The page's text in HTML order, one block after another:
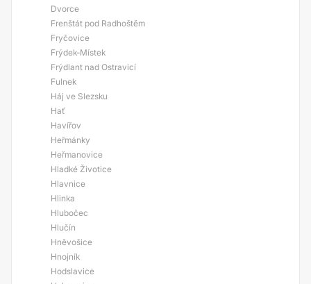
Dvorce
Frenštát pod Radhoštěm
Fryčovice
Frýdek-Místek
Frýdlant nad Ostravicí
Fulnek
Háj ve Slezsku
Hať
Havířov
Heřmánky
Heřmanovice
Hladké Životice
Hlavnice
Hlinka
Hlubočec
Hlučín
Hněvošice
Hnojník
Hodslavice